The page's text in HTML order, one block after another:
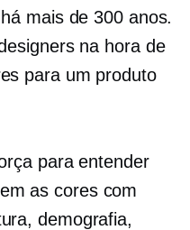
mais de 300 anos.
na hora de
para um produto
para entender
as cores com
demografia,